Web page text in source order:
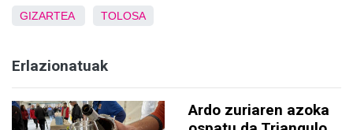
GIZARTEA TOLOSA
Erlazionatuak
Ardo zuriaren azoka